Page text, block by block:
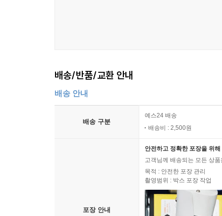
배송/반품/교환 안내
배송 안내
배송 구분
예스24 배송
배송비 : 2,500원
포장 안내
안전하고 정확한 포장을 위
고객님께 배송되는 모든 상
목적 : 안전한 포장 관리
촬영범위 : 박스 포장 작업